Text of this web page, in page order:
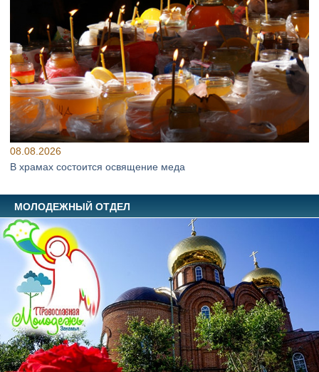
08.08.2026
В храмах состоится освящение меда
МОЛОДЕЖНЫЙ ОТДЕЛ